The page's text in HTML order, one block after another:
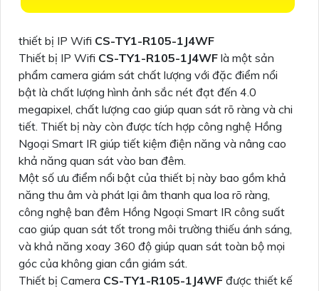
thiết bị IP Wifi CS-TY1-R105-1J4WF
Thiết bị IP Wifi CS-TY1-R105-1J4WF là một sản
phẩm camera giám sát chất lượng với đặc điểm nổi
bật là chất lượng hình ảnh sắc nét đạt đến 4.0
megapixel, chất lượng cao giúp quan sát rõ ràng và chi
tiết. Thiết bị này còn được tích hợp công nghệ Hồng
Ngoại Smart IR giúp tiết kiệm điện năng và nâng cao
khả năng quan sát vào ban đêm.
Một số ưu điểm nổi bật của thiết bị này bao gồm khả
năng thu âm và phát lại âm thanh qua loa rõ ràng,
công nghệ ban đêm Hồng Ngoại Smart IR công suất
cao giúp quan sát tốt trong môi trường thiếu ánh sáng,
và khả năng xoay 360 độ giúp quan sát toàn bộ mọi
góc của không gian cần giám sát.
Thiết bị Camera CS-TY1-R105-1J4WF được thiết kế